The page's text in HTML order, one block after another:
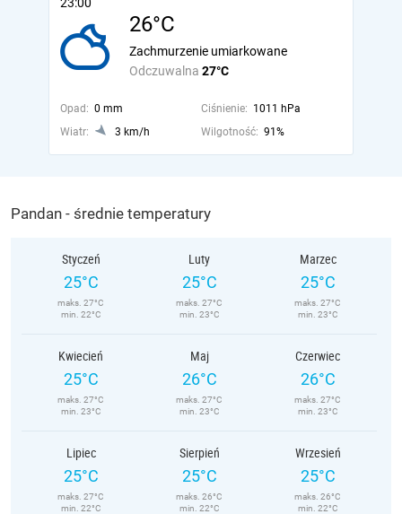
26°C
Odczuwalna 27°C
Zachmurzenie umiarkowane
Opad: 0 mm Ciśnienie: 1011 hPa
Wiatr:
3 km/h Wilgotność: 91%
Pandan - średnie temperatury
Styczeń
25°C
maks. 27°C
min. 22°C
Luty
25°C
maks. 27°C
min. 23°C
Marzec
25°C
maks. 27°C
min. 23°C
Kwiecień
25°C
maks. 27°C
min. 23°C
Maj
26°C
maks. 27°C
min. 23°C
Czerwiec
26°C
maks. 27°C
min. 23°C
Lipiec
25°C
maks. 27°C
min. 22°C
Sierpień
25°C
maks. 26°C
min. 22°C
Wrzesień
25°C
maks. 26°C
min. 22°C